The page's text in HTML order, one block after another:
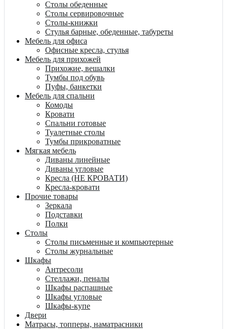
Столы обеденные
Столы сервировочные
Столы-книжки
Стулья барные, обеденные, табуреты
Мебель для офиса
Офисные кресла, стулья
Мебель для прихожей
Прихожие, вешалки
Тумбы под обувь
Пуфы, банкетки
Мебель для спальни
Комоды
Кровати
Спальни готовые
Туалетные столы
Тумбы прикроватные
Мягкая мебель
Диваны линейные
Диваны угловые
Кресла (НЕ КРОВАТИ)
Кресла-кровати
Прочие товары
Зеркала
Подставки
Полки
Столы
Столы письменные и компьютерные
Столы журнальные
Шкафы
Антресоли
Стеллажи, пеналы
Шкафы распашные
Шкафы угловые
Шкафы-купе
Двери
Матрасы, топперы, наматрасники